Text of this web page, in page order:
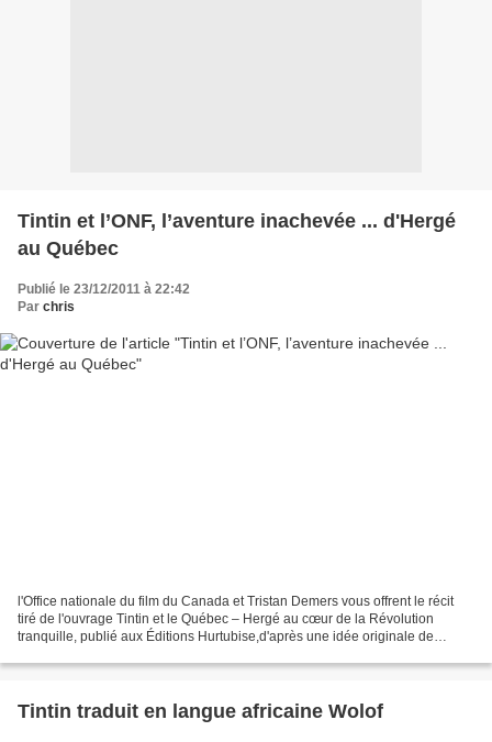
Tintin et l’ONF, l’aventure inachevée ... d'Hergé
au Québec
Publié le 23/12/2011 à 22:42
Par chris
l'Office nationale du film du Canada et Tristan Demers vous offrent le récit
tiré de l'ouvrage Tintin et le Québec – Hergé au cœur de la Révolution
tranquille, publié aux Éditions Hurtubise,d'après une idée originale de
Tintin traduit en langue africaine Wolof